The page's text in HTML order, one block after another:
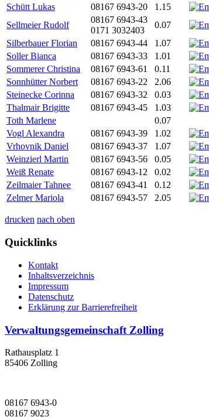
Schütt Lukas
08167 6943-20 1.15
Sellmeier Rudolf
08167 6943-43
0171 3032403
0.07
Silberbauer Florian
08167 6943-44 1.07
Soller Bianca
08167 6943-33 1.01
Sommerer Christina
08167 6943-61 0.11
Sonnhütter Norbert
08167 6943-22 2.06
Steinecke Corinna
08167 6943-32 0.03
Thalmair Brigitte
08167 6943-45 1.03
Toth Marlene
0.07
Vogl Alexandra
08167 6943-39 1.02
Vrhovnik Daniel
08167 6943-37 1.07
Weinzierl Martin
08167 6943-56 0.05
Weiß Renate
08167 6943-12 0.02
Zeilmaier Tahnee
08167 6943-41 0.12
Zelmer Mariola
08167 6943-57 2.05
drucken nach oben
Quicklinks
Kontakt
Inhaltsverzeichnis
Impressum
Datenschutz
Erklärung zur Barrierefreiheit
Verwaltungsgemeinschaft Zolling
Rathausplatz 1
85406 Zolling
08167 6943-0
08167 9023